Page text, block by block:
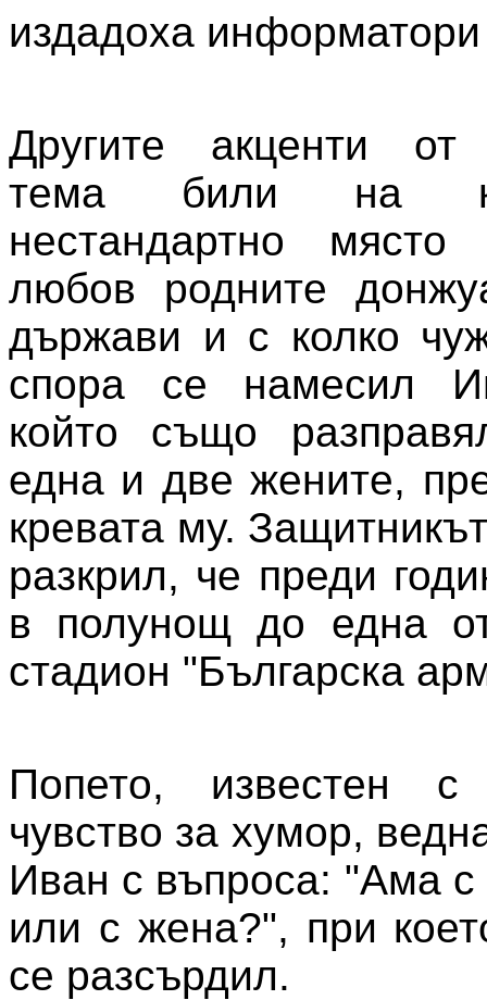
издадоха
Другите акценти от
тема били на
нестандартно
любов родните
държави и с колко
спора се намесил
който също
една и две жените,
кревата му.
разкрил, че преди
в полунощ до една
стадион "Българска
Попето, известен с
чувство за хумор,
Иван с въпроса: "Ама
или с жена?", при
се разсърдил.